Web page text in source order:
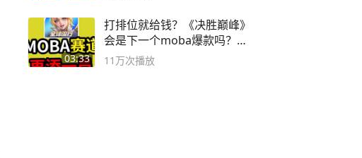
03:33
打排位就给钱？《决胜巅峰》
会是下一个moba爆款吗？#
决胜巅峰
11万次播放